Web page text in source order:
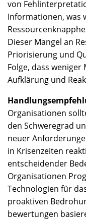
von
Informationen, was
Dieser Mangel an
Priorisierung und
Folge, dass
Aufklärung und
Organisationen
den Schweregrad
neuer
in Krisenzeiten
entscheidender
Organisationen
Technologien für
proaktiven
bewertungen